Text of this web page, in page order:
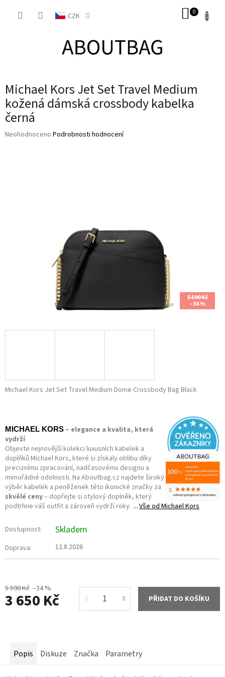
CZK
Michael Kors Jet Set Travel Medium
kožená dámská crossbody kabelka
černá
Průměrné
Neohodnoceno Podrobnosti hodnocení
5 590 Kč
–34 %
Michael Kors Jet Set Travel Medium Dome Crossbody Bag Black
5 590 Kč –34 %
3 650 Kč PŘIDAT DO KOŠÍKU
MICHAEL KORS – elegance a kvalita, která
vydrží
Objevte nejnovější kolekci luxusních kabelek a
doplňků Michael Kors, které si získaly oblibu díky
preciznímu zpracování, nadčasovému designu a
mimořádné odolnosti. Na Aboutbag.cz najdete široký
výběr kabelek a peněženek této ikonické značky za
skvělé ceny– dopřejte si stylový doplněk, který
podtrhne váš outfit a zároveň vydrží roky.
Vše odMichael Kors
Dostupnost: Skladem
Doprava: 12.8.2026
Popis Diskuze Značka Parametry